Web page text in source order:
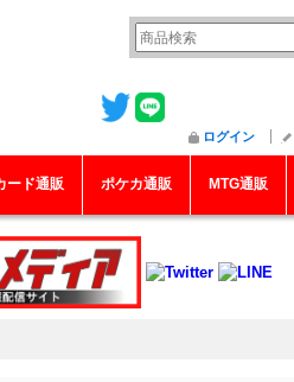
ログイン
ード通販 ポケカ通販 MTG通販